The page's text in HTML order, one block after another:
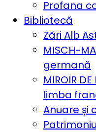
Profana
Bibliotecă
Zări Alb
MISCH-
germană
MIROIR
limba
Anuare și
Patrimoniu